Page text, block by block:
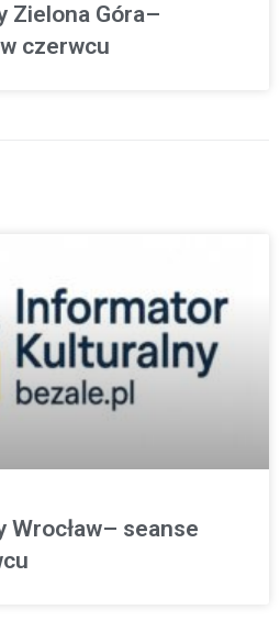
Zielona Góra–
czerwcu
Wrocław– seanse